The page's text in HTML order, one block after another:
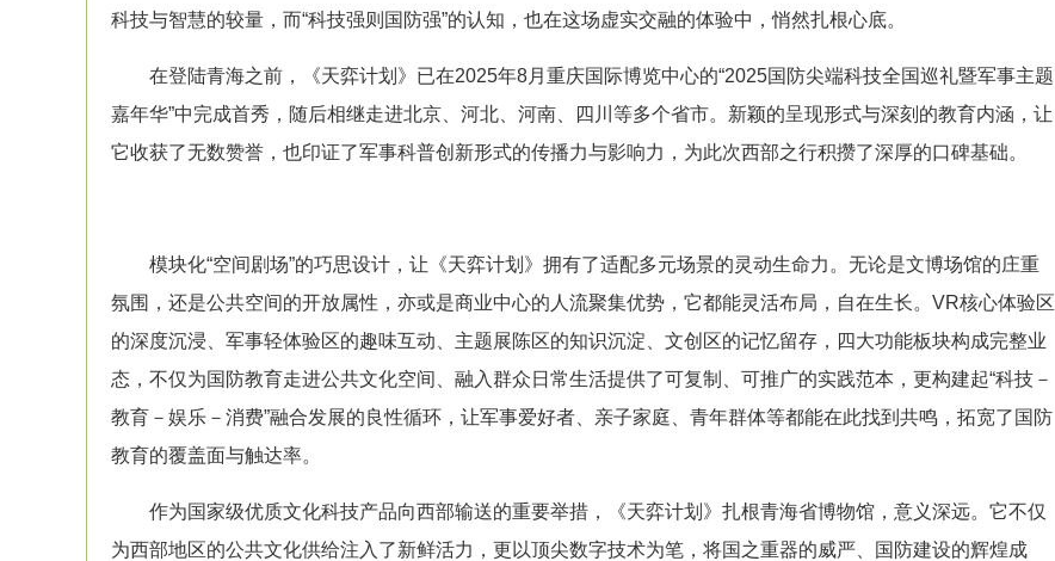
科技与智慧的较量，而“科技强则国防强”的认知，也在这场虚实交融的体验中，悄然扎根心底。
在登陆青海之前，《天弈计划》已在2025年8月重庆国际博览中心的“2025国防尖端科技全国巡礼暨军事主题
嘉年华”中完成首秀，随后相继走进北京、河北、河南、四川等多个省市。新颖的呈现形式与深刻的教育内涵，让
它收获了无数赞誉，也印证了军事科普创新形式的传播力与影响力，为此次西部之行积攒了深厚的口碑基础。
模块化“空间剧场”的巧思设计，让《天弈计划》拥有了适配多元场景的灵动生命力。无论是文博场馆的庄重
氛围，还是公共空间的开放属性，亦或是商业中心的人流聚集优势，它都能灵活布局，自在生长。VR核心体验区
的深度沉浸、军事轻体验区的趣味互动、主题展陈区的知识沉淀、文创区的记忆留存，四大功能板块构成完整业
态，不仅为国防教育走进公共文化空间、融入群众日常生活提供了可复制、可推广的实践范本，更构建起“科技－
教育－娱乐－消费”融合发展的良性循环，让军事爱好者、亲子家庭、青年群体等都能在此找到共鸣，拓宽了国防
教育的覆盖面与触达率。
作为国家级优质文化科技产品向西部输送的重要举措，《天弈计划》扎根青海省博物馆 ，意义深远。它不仅
为西部地区的公共文化供给注入了新鲜活力，更以顶尖数字技术为笔，将国之重器的威严、国防建设的辉煌成